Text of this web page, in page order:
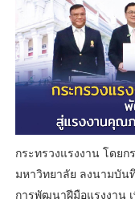
กระทรวงแรงงาน โดย
มหาวิทยาลัย ลงนามบัน
การพัฒนาฝีมือแรงงาน